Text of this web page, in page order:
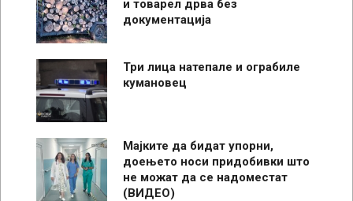
и товарел дрва без
документација
Три лица натепале и ограбиле
кумановец
Мајките да бидат упорни,
доењето носи придобивки што
не можат да се надоместат
(ВИДЕО)